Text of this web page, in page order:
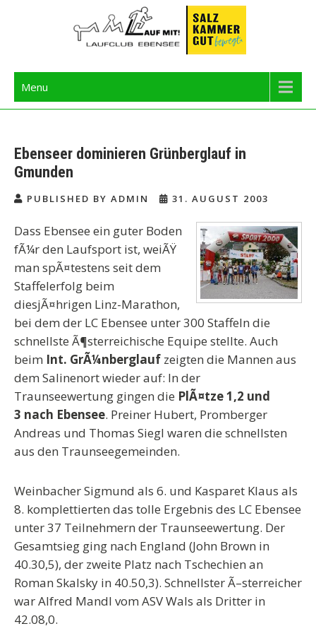
Langbathseelauf
Menu
Ebenseer dominieren Grünberglauf in
Gmunden
PUBLISHED BY ADMIN 31. AUGUST 2003
Dass Ebensee ein guter Boden
fÃ¼r den Laufsport ist, weiÃŸ
man spÃ¤testens seit dem
Staffelerfolg beim
diesjÃ¤hrigen Linz-Marathon,
bei dem der LC Ebensee unter 300 Staffeln die
schnellste Ã¶sterreichische Equipe stellte. Auch
beim Int. GrÃ¼nberglauf zeigten die Mannen aus
dem Salinenort wieder auf: In der
Traunseewertung gingen die PlÃ¤tze 1,2 und
3 nach Ebensee. Preiner Hubert, Promberger
Andreas und Thomas Siegl waren die schnellsten
aus den Traunseegemeinden.
Weinbacher Sigmund als 6. und Kasparet Klaus als
8. komplettierten das tolle Ergebnis des LC Ebensee
unter 37 Teilnehmern der Traunseewertung. Der
Gesamtsieg ging nach England (John Brown in
40.30,5), der zweite Platz nach Tschechien an
Roman Skalsky in 40.50,3). Schnellster Ã–sterreicher
war Alfred Mandl vom ASV Wals als Dritter in
42.08,0.